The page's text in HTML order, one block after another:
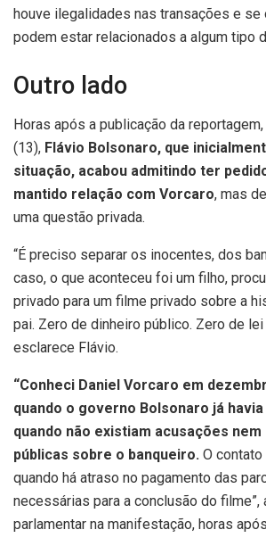
houve ilegalidades nas transações e se
podem estar relacionados a algum tipo
Outro lado
Horas após a publicação da
(13), Flávio Bolsonaro, que
situação, acabou admitindo ter
mantido relação com Vorcaro, mas
uma questão privada.
“É preciso separar os inocentes, dos
caso, o que aconteceu foi um filho,
privado para um filme privado sobre a
pai. Zero de dinheiro público. Zero de lei
esclarece Flávio.
“Conheci Daniel Vorcaro em
quando o governo Bolsonaro já havia
quando não existiam acusações
públicas sobre o banqueiro. O
quando há atraso no pagamento das
necessárias para a conclusão do filme”,
parlamentar na manifestação, horas